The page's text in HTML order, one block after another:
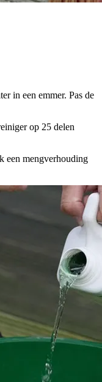
in een emmer. Pas de
op 25 delen
een mengverhouding